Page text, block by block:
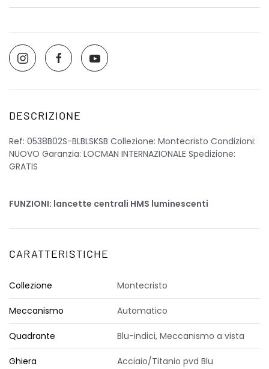
DESCRIZIONE
Ref: 0538B02S-BLBLSKSB Collezione: Montecristo Condizioni:
NUOVO Garanzia: LOCMAN INTERNAZIONALE Spedizione:
GRATIS
FUNZIONI: lancette centrali HMS luminescenti
CARATTERISTICHE
Collezione Montecristo
Meccanismo Automatico
Quadrante Blu-indici, Meccanismo a vista
Ghiera Acciaio/Titanio pvd Blu